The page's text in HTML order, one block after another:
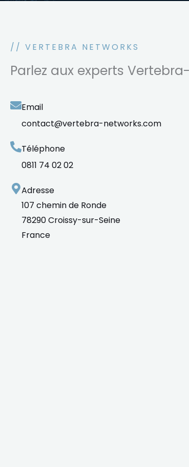
// VERTEBRA NETWORKS
Parlez aux experts
Email
contact@vertebra-networks.com
Téléphone
0811 74 02 02
Adresse
107 chemin de Ronde
78290 Croissy-sur-Seine
France